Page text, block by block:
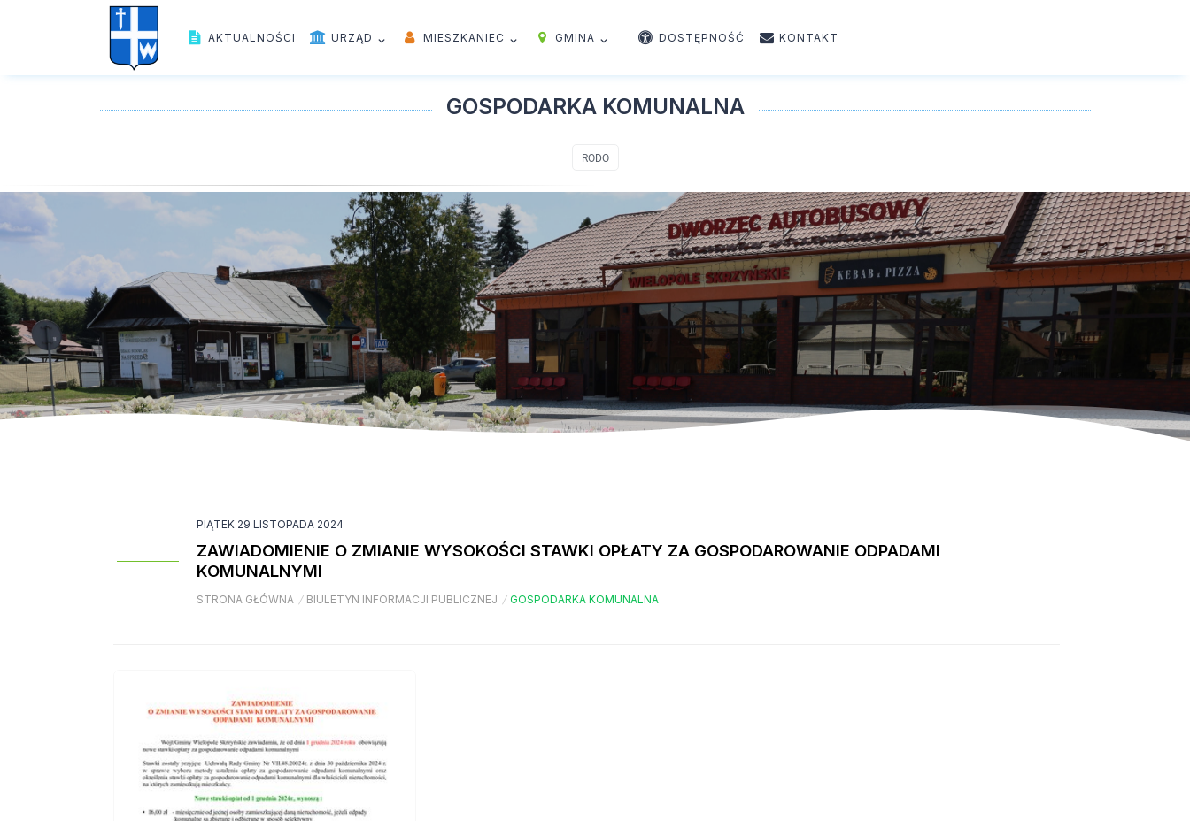
AKTUALNOŚCI URZĄD MIESZKANIEC GMINA DOSTĘPNOŚĆ KONTAKT
GOSPODARKA KOMUNALNA
RODO
PIĄTEK 29 LISTOPADA 2024
ZAWIADOMIENIE O ZMIANIE WYSOKOŚCI STAWKI OPŁATY ZA GOSPODAROWANIE ODPADAMI
KOMUNALNYMI
STRONA GŁÓWNA / BIULETYN INFORMACJI PUBLICZNEJ / GOSPODARKA KOMUNALNA